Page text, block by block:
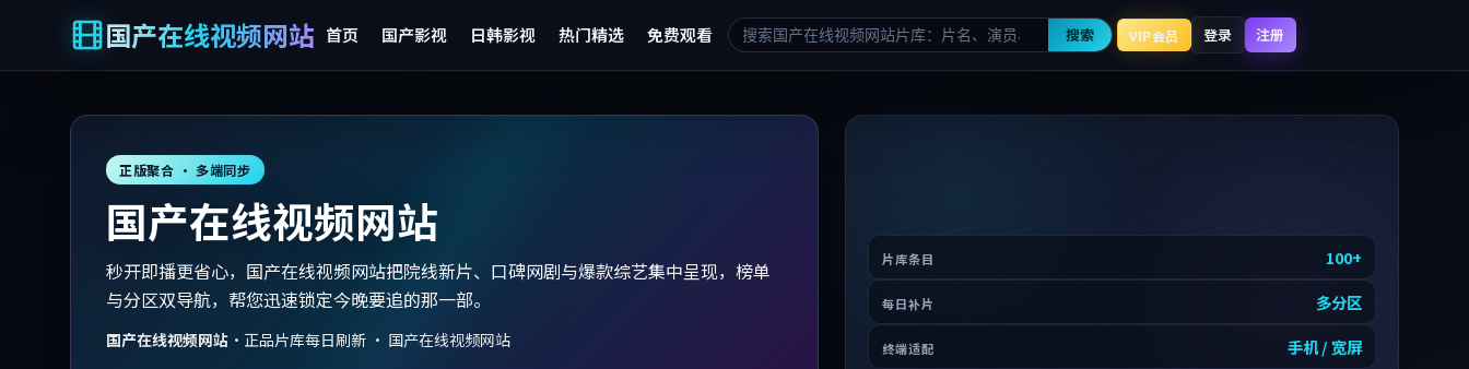
国产在线视频网站 首页 国产影视 日韩影视 热门精选 免费观看 搜索 VIP会员 登录 注册
正版聚合 · 多端同步
国产在线视频网站
秒开即播更省心，国产在线视频网站把院线新片、口碑网剧与爆款综艺集中呈现，榜单
与分区双导航，帮您迅速锁定今晚要追的那一部。
国产在线视频网站 · 正品片库每日刷新 · 国产在线视频网站
片库条目 100+
每日补片 多分区
终端适配 手机 / 宽屏